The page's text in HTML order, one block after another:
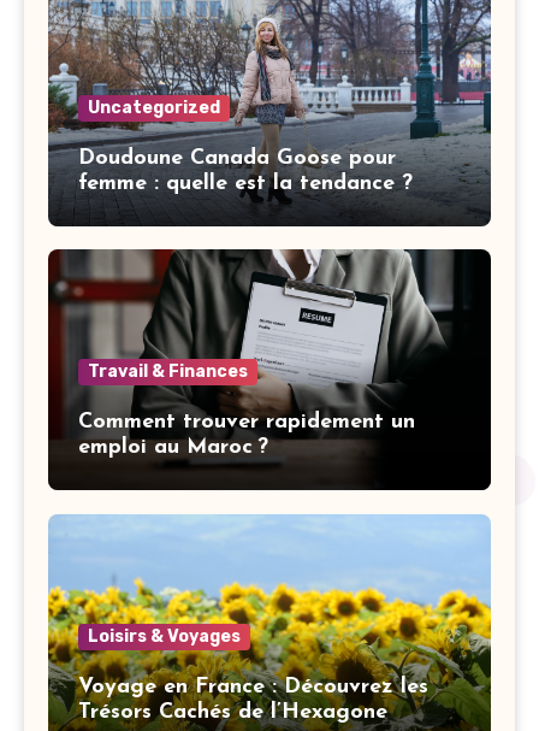
Uncategorized
Doudoune Canada Goose pour
femme : quelle est la tendance ?
Travail & Finances
Comment trouver rapidement un
emploi au Maroc ?
Loisirs & Voyages
Voyage en France : Découvrez les
Trésors Cachés de l’Hexagone